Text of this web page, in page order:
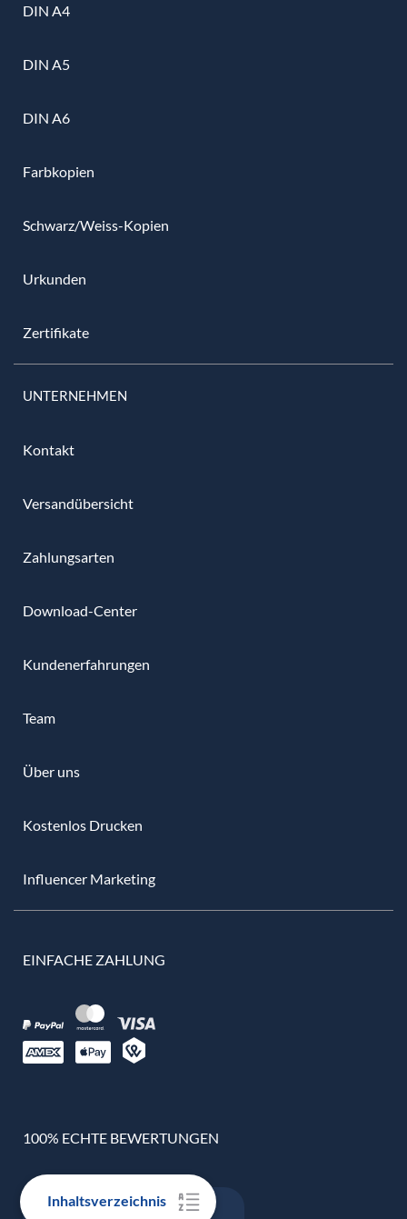
Inhaltsverzeichnis
DIN A4
DIN A5
DIN A6
Farbkopien
Schwarz/Weiss-Kopien
Urkunden
Zertifikate
UNTERNEHMEN
Kontakt
Versandübersicht
Zahlungsarten
Download-Center
Kundenerfahrungen
Team
Über uns
Kostenlos Drucken
Influencer Marketing
EINFACHE ZAHLUNG
100% ECHTE BEWERTUNGEN